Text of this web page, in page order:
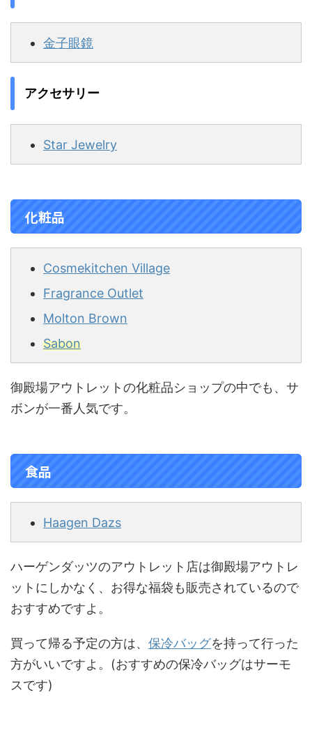
金子眼鏡
アクセサリー
Star Jewelry
化粧品
Cosmekitchen Village
Fragrance Outlet
Molton Brown
Sabon
御殿場アウトレットの化粧品ショップの中でも、サ
ボンが一番人気です。
食品
Haagen Dazs
ハーゲンダッツのアウトレット店は御殿場アウトレ
ットにしかなく、お得な福袋も販売されているので
おすすめですよ。
買って帰る予定の方は、 保冷バッグを持って行った
方がいいですよ。(おすすめの保冷バッグはサーモ
スです)